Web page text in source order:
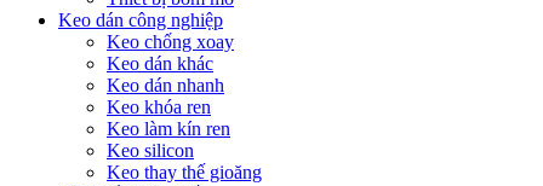
Keo dán công nghiệp
Keo chống xoay
Keo dán khác
Keo dán nhanh
Keo khóa ren
Keo làm kín ren
Keo silicon
Keo thay thế gioăng